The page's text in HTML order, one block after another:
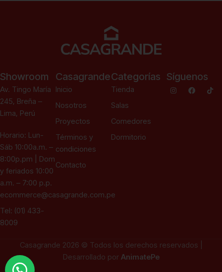
Showroom
Av. Tingo María
245, Breña –
Lima, Perú
Horario: Lun-
Sáb 10:00a.m. –
8:00p.pm | Dom
y feriados 10:00
a.m. – 7:00 p.p.
ecommerce@casagrande.com.pe
Tel: (01) 433-
8009
Casagrande
Inicio
Nosotros
Proyectos
Términos y
condiciones
Contacto
Categorías
Tienda
Salas
Comedores
Dormitorio
Síguenos
Casagrande 2026 © Todos los derechos reservados |
Desarrollado por AnimatePe